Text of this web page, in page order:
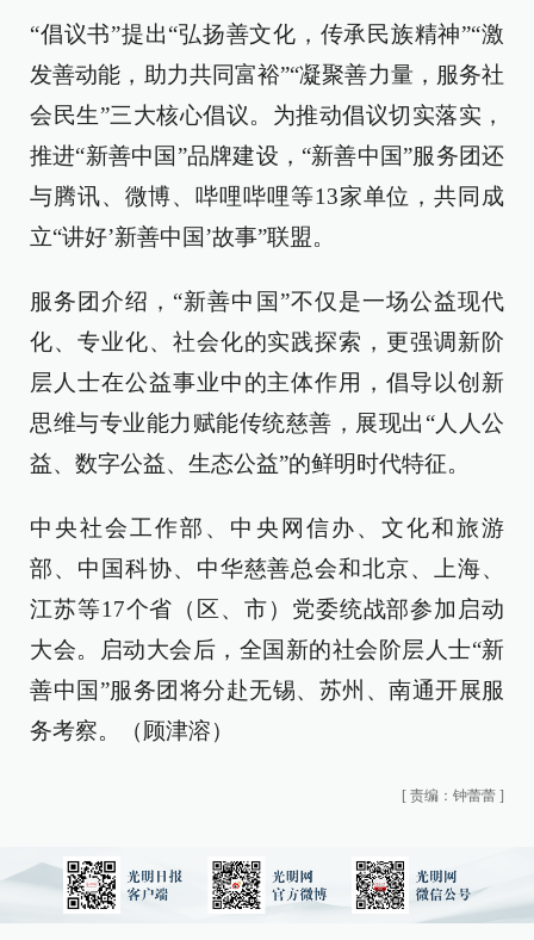
“倡议书”提出“弘扬善文化，传承民族精神”“激
发善动能，助力共同富裕”“凝聚善力量，服务社
会民生”三大核心倡议。为推动倡议切实落实，
推进“新善中国”品牌建设，“新善中国”服务团还
与腾讯、微博、哔哩哔哩等13家单位，共同成
立“讲好’新善中国’故事”联盟。
服务团介绍，“新善中国”不仅是一场公益现代
化、专业化、社会化的实践探索，更强调新阶
层人士在公益事业中的主体作用，倡导以创新
思维与专业能力赋能传统慈善，展现出“人人公
益、数字公益、生态公益”的鲜明时代特征。
中央社会工作部、中央网信办、文化和旅游
部、中国科协、中华慈善总会和北京、上海、
江苏等17个省（区、市）党委统战部参加启动
大会。启动大会后，全国新的社会阶层人士“新
善中国”服务团将分赴无锡、苏州、南通开展服
务考察。（顾津溶）
[ 责编：钟蕾蕾 ]